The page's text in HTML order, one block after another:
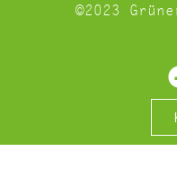
©2023